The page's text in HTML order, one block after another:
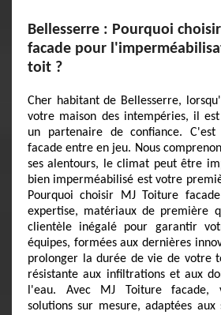
Bellesserre : Pourquoi
facade pour
toit ?
Cher habitant de Bellesserre,
votre maison des intempéries, il
un partenaire de confiance.
facade entre en jeu. Nous
ses alentours, le climat peut être
bien imperméabilisé est votre
Pourquoi choisir MJ Toiture
expertise, matériaux de première
clientèle inégalé pour garantir
équipes, formées aux dernières
prolonger la durée de vie de votre
résistante aux infiltrations et aux
l'eau. Avec MJ Toiture facade,
solutions sur mesure, adaptées